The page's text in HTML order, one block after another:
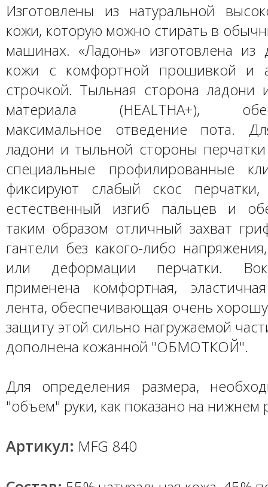
Изготовлены из натуральной
кожи, которую можно стирать в
машинах. «Ладонь» изготовлена из
кожи с комфортной прошивкой и
строчкой. Тыльная сторона ладони
материала (HEALTHA+),
максимальное отведение пота.
ладони и тыльной стороны
специальные профилированные
фиксируют слабый скос
естественный изгиб пальцев и
таким образом отличный захват
гантели без какого-либо
или деформации перчатки.
применена комфортная,
лента, обеспечивающая очень
защиту этой сильно нагружаемой
дополнена кожанной "ОБМОТКОЙ".
Для определения размера,
"объем" руки, как показано на нижнем
Артикул: MFG 840